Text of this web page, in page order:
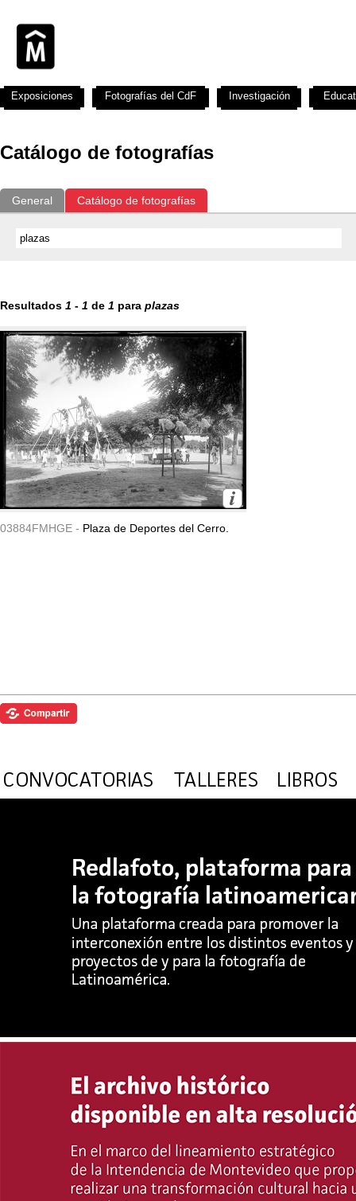
Catálogo de fotografías
General Catálogo de fotografías
Resultados 1 - 1 de 1 para plazas
03884FMHGE - Plaza de Deportes del Cerro.
Exposiciones Fotografías del CdF Investigación